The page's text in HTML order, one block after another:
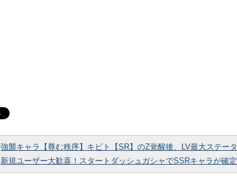
強襲キャラ【尊む秩序】キビト【SR】のZ覚醒後、LV最大ステータスが判明しました！
新規ユーザー大歓喜！スタートダッシュガシャでSSRキャラが確定で手に入るぞ！